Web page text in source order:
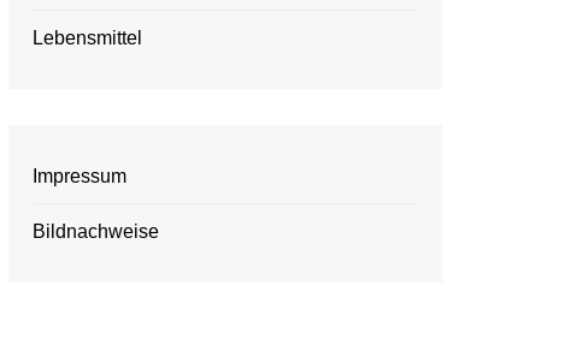
Lebensmittel
Impressum
Bildnachweise